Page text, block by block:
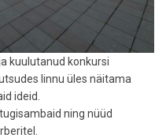
kuulutanud konkursi
linnu üles näitama
ideid.
ning nüüd